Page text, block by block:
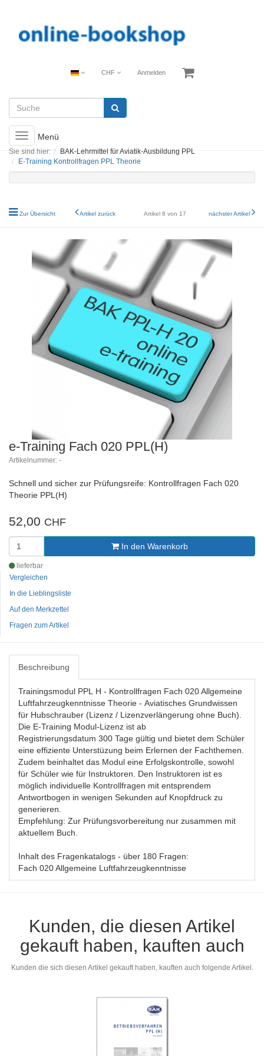
CHF Anmelden
Toggle
navigation
Menü
Sie sind hier:
BAK-Lehrmittel für Aviatik-Ausbildung PPL
E-Training Kontrollfragen PPL Theorie
Zur Übersicht Artikel zurück Artikel 8 von 17 nächster Artikel
e-Training Fach 020 PPL(H)
Artikelnummer: -
Schnell und sicher zur Prüfungsreife: Kontrollfragen Fach 020
Theorie PPL(H)
52,00 CHF
In den Warenkorb
lieferbar
Vergleichen
In die Lieblingsliste
Auf den Merkzettel
Fragen zum Artikel
Beschreibung
Trainingsmodul PPL H - Kontrollfragen Fach 020 Allgemeine
Luftfahrzeugkenntnisse Theorie - Aviatisches Grundwissen
für Hubschrauber (Lizenz / Lizenzverlängerung ohne Buch).
Die E-Training Modul-Lizenz ist ab
Registrierungsdatum 300 Tage gültig und bietet dem Schüler
eine effiziente Unterstüzung beim Erlernen der Fachthemen.
Zudem beinhaltet das Modul eine Erfolgskontrolle, sowohl
für Schüler wie für Instruktoren. Den Instruktoren ist es
möglich individuelle Kontrollfragen mit entsprendem
Antwortbogen in wenigen Sekunden auf Knopfdruck zu
generieren.
Empfehlung: Zur Prüfungsvorbereitung nur zusammen mit
aktuellem Buch.
Inhalt des Fragenkatalogs - über 180 Fragen:
Fach 020 Allgemeine Luftfahrzeugkenntnisse
Kunden, die diesen Artikel
gekauft haben, kauften auch
Kunden die sich diesen Artikel gekauft haben, kauften auch folgende Artikel.